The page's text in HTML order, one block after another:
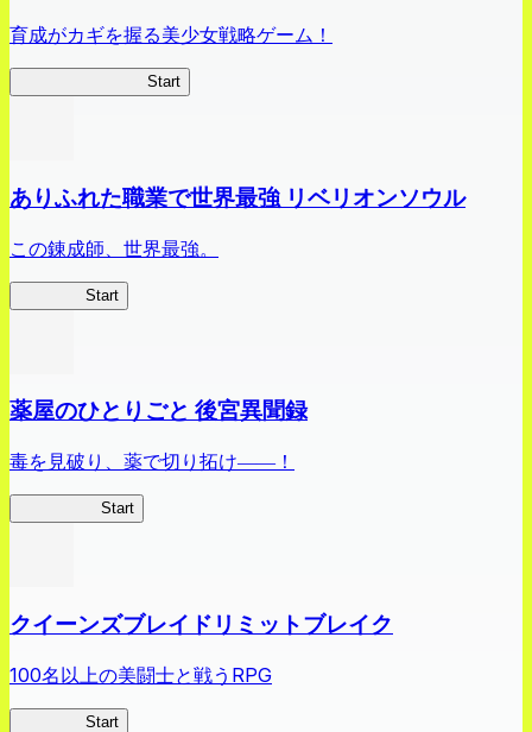
育成がカギを握る美少女戦略ゲーム！
Start
ありふれた職業で世界最強 リベリオンソウル
この錬成師、世界最強。
Start
薬屋のひとりごと 後宮異聞録
毒を見破り、薬で切り拓け――！
Start
クイーンズブレイドリミットブレイク
100名以上の美闘士と戦うRPG
Start